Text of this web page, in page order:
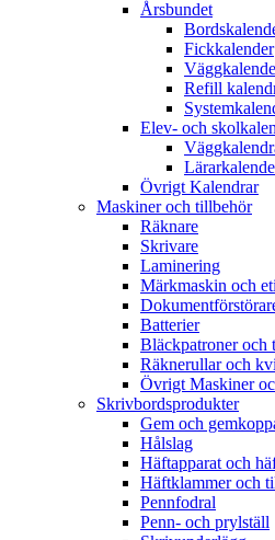
Årsbundet
Fickkalender
Refill
Elev- och
Övrigt Kalendrar
Maskiner och tillbehör
Räknare
Skrivare
Laminering
Märkmaskin och
Batterier
Bläckpatroner och
Räknerullar och
Övrigt Maskiner
Skrivbordsprodukter
Gem och
Hålslag
Häftapparat och
Häftklammer och
Pennfodral
Penn- och prylställ